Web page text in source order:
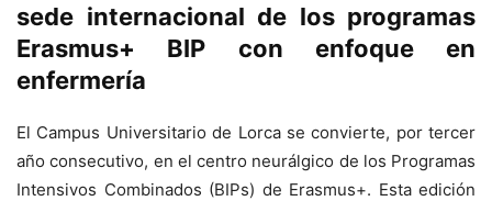
sede internacional de los programas
Erasmus+ BIP con enfoque en
enfermería
El Campus Universitario de Lorca se convierte, por tercer
año consecutivo, en el centro neurálgico de los Programas
Intensivos Combinados (BIPs) de Erasmus+. Esta edición